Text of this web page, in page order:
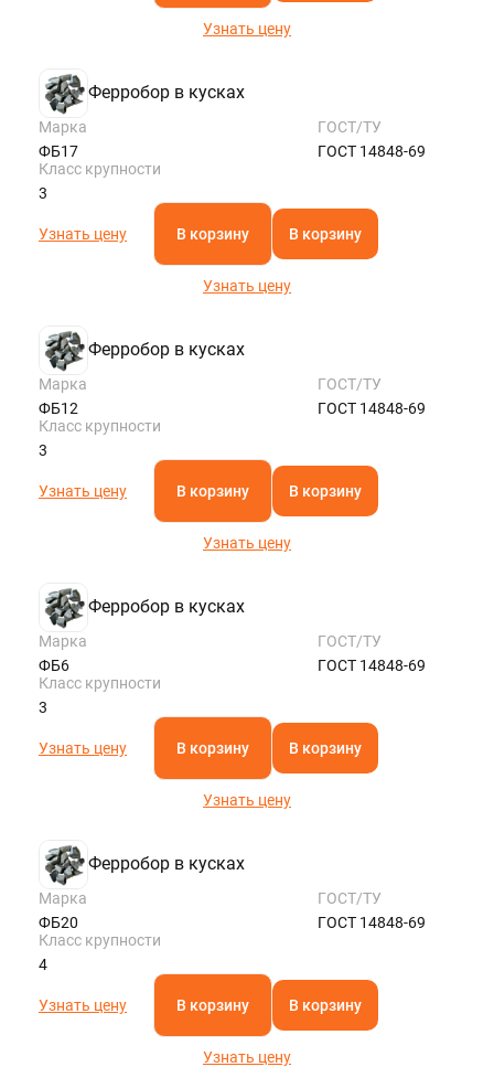
Узнать цену
Ферробор в кусках
Марка
ФБ17
ГОСТ/ТУ
ГОСТ 14848-69
Класс крупности
3
Узнать цену В корзину В корзину
Узнать цену
Ферробор в кусках
Марка
ФБ12
ГОСТ/ТУ
ГОСТ 14848-69
Класс крупности
3
Узнать цену В корзину В корзину
Узнать цену
Ферробор в кусках
Марка
ФБ6
ГОСТ/ТУ
ГОСТ 14848-69
Класс крупности
3
Узнать цену В корзину В корзину
Узнать цену
Ферробор в кусках
Марка
ФБ20
ГОСТ/ТУ
ГОСТ 14848-69
Класс крупности
4
Узнать цену В корзину В корзину
Узнать цену